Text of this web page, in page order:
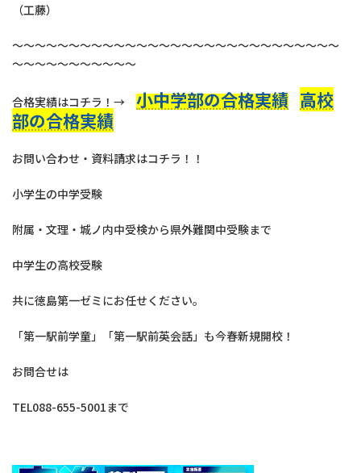
（工藤）
～～～～～～～～～～～～～～～～～～～～～～～～～～～～～
～～～～～～～～～～～
合格実績はコチラ！→ 小中学部の合格実績 高校
部の合格実績
お問い合わせ・資料請求はコチラ！！
小学生の中学受験
附属・文理・城ノ内中受検から県外難関中受験まで
中学生の高校受験
共に徳島第一ゼミにお任せください。
「第一駅前学童」「第一駅前英会話」も今春新規開校！
お問合せは
TEL088-655-5001まで